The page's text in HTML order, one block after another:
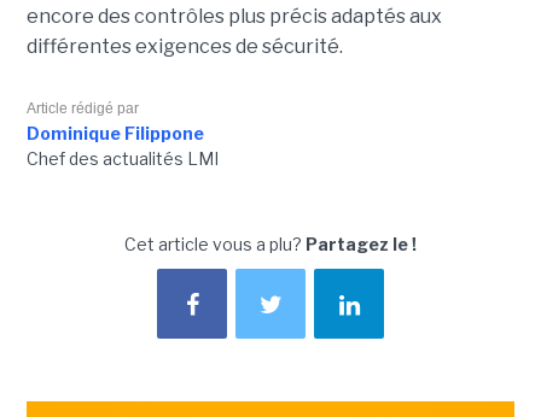
encore des contrôles plus précis adaptés aux
différentes exigences de sécurité.
Article rédigé par
Dominique Filippone
Chef des actualités LMI
Cet article vous a plu? Partagez le !